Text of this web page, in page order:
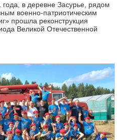
в деревне Засурье, рядом
военно-патриотическим
прошла реконструкция
Великой Отечественной